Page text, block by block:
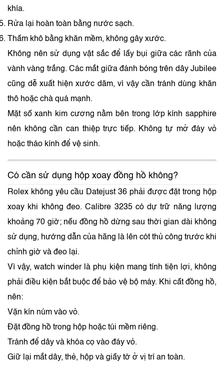
khía.
Rửa lại hoàn toàn bằng nước sạch.
Thấm khô bằng khăn mềm, không gây xước.
Không nên sử dụng vật sắc để lấy bụi giữa các rãnh của
vành vàng trắng. Các mắt giữa đánh bóng trên dây Jubilee
cũng dễ xuất hiện xước dăm, vì vậy cần tránh dùng khăn
thô hoặc chà quá mạnh.
Mặt số xanh kim cương nằm bên trong lớp kính sapphire
nên không cần can thiệp trực tiếp. Không tự mở đáy vỏ
hoặc tháo kính để vệ sinh.
Có cần sử dụng hộp xoay đồng hồ không?
Rolex không yêu cầu Datejust 36 phải được đặt trong hộp
xoay khi không đeo. Calibre 3235 có dự trữ năng lượng
khoảng 70 giờ; nếu đồng hồ dừng sau thời gian dài không
sử dụng, hướng dẫn của hãng là lên cót thủ công trước khi
chỉnh giờ và đeo lại.
Vì vậy, watch winder là phụ kiện mang tính tiện lợi, không
phải điều kiện bắt buộc để bảo vệ bộ máy. Khi cất đồng hồ,
nên:
Vặn kín núm vào vỏ.
Đặt đồng hồ trong hộp hoặc túi mềm riêng.
Tránh để dây và khóa cọ vào đáy vỏ.
Giữ lại mắt dây, thẻ, hộp và giấy tờ ở vị trí an toàn.